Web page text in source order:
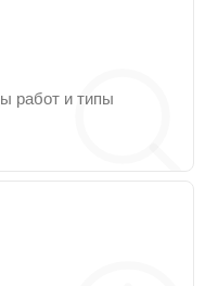
работ и типы